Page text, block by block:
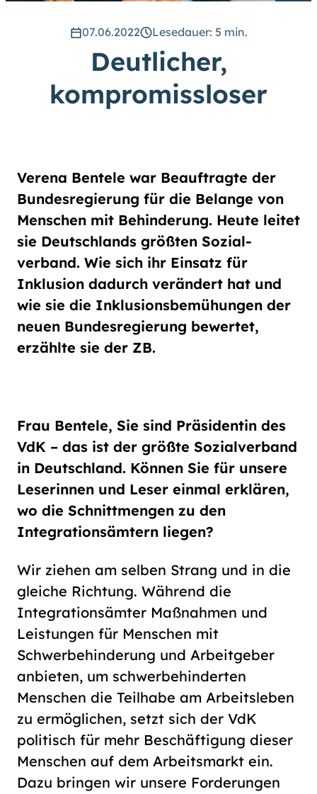
vergrößern. (Einfach bei
Schriftgröße
das Feld groß
anwählen.)
Übrigens: Unsere Videos sind mit
Untertiteln versehen.
Gebärdensprache (DGS)
Animationen
an
aus
Schriftgröße
normal
07.06.2022 Lesedauer: 5 min.
Deutlicher,
kompromissloser
Verena Bentele war Beauftragte der
Bundes­regierung für die Belange von
Menschen mit Behinderung. Heute leitet
sie Deutschlands größten Sozial­
verband. Wie sich ihr Einsatz für
Inklusion dadurch verändert hat und
wie sie die Inklusions­bemühungen der
neuen Bundes­regierung bewertet,
erzählte sie der ZB.
Frau Bentele, Sie sind Präsidentin des
VdK – das ist der größte Sozialverband
in Deutschland. Können Sie für unsere
Leserinnen und Leser einmal erklären,
wo die Schnittmengen zu den
Integrationsämtern liegen?
Wir ziehen am selben Strang und in die
gleiche Richtung. Während die
Integrationsämter Maßnahmen und
Leistungen für Menschen mit
Schwerbehinderung und Arbeitgeber
anbieten, um schwerbehinderten
Menschen die Teilhabe am Arbeitsleben
zu ermöglichen, setzt sich der VdK
politisch für mehr Beschäftigung dieser
Menschen auf dem Arbeitsmarkt ein.
Dazu bringen wir unsere Forderungen